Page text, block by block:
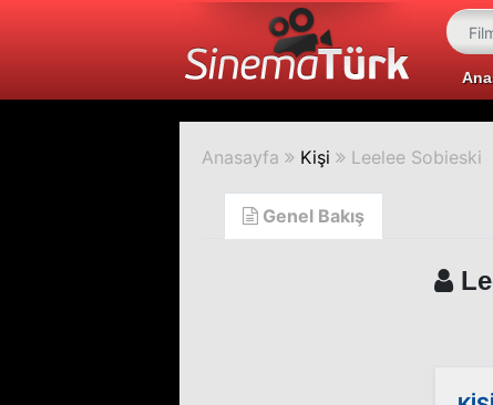
Anasayfa Kişi Leelee Sobieski
Genel Bakış